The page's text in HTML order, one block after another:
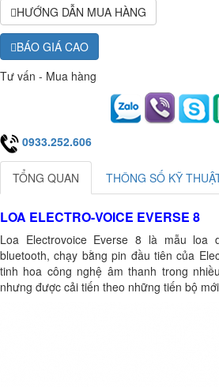
HƯỚNG DẪN MUA HÀNG
BÁO GIÁ CAO
Tư vấn - Mua hàng
0933.252.606
TỔNG QUAN THÔNG SỐ KỸ
LOA ELECTRO-VOICE EVERSE 8
Loa Electrovoice Everse 8 là mẫu loa
bluetooth, chạy bằng pin đầu tiên của
tinh hoa công nghệ âm thanh trong
nhưng được cải tiến theo những tiến bộ